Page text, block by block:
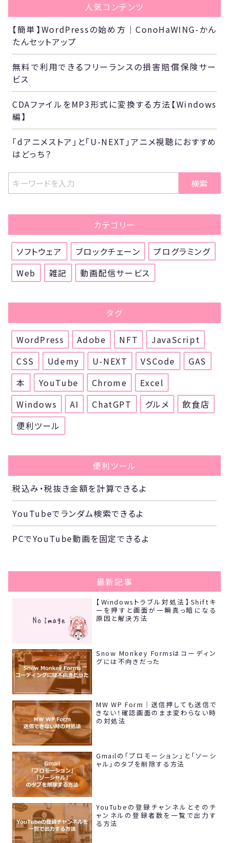
人気コンテンツ
【簡単】WordPressの始め方｜ConoHaWING-かん
たんセットアップ
無料で利用できるフリーランスの損害賠償保険サー
ビス
CDAファイルをMP3形式に変換する方法【Windows
編】
「dアニメストア」と「U-NEXT」アニメ視聴におすすめ
はどっち？
検索
カテゴリー
ソフトウェア ブロックチェーン
プログラミング
Web
雑記 動画配信サービス
タグ
WordPress Adobe NFT
JavaScript
CSS
Udemy U-NEXT VSCode
GAS
本
YouTube Chrome
Excel
Windows
AI ChatGPT グルメ
飲食店
便利ツール
便利ツール
税込み・税抜き金額を計算できるよ
YouTubeでランダム検索できるよ
PCでYouTube動画を固定できるよ
最新記事
【Windowsトラブル対処法】Shiftキ
ーを押すと画面が一瞬真っ暗になる
原因と解決方法
Snow Monkey Formsはコーディン
グには不向きだった
MW WP Form｜送信押しても送信で
きない！確認画面のまま変わらない時
の対処法
Gmailの「プロモーション」と「ソーシ
ャル」のタブを削除する方法
YouTubeの登録チャンネルとそのチ
ャンネルの登録者数を一覧で出力す
る方法